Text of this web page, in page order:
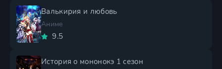
Валькирия и любовь
Аниме
9.5
История о мононокэ 1 сезон